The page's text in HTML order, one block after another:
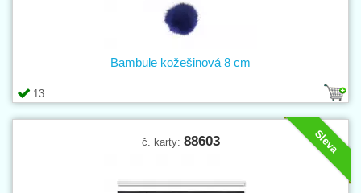
13
Bambule kožešinová 8 cm
Sleva
č. karty: 88603